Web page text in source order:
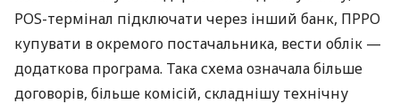
POS-термінал підключати через інший банк, ПРРО
купувати в окремого постачальника, вести облік —
додаткова програма. Така схема означала більше
договорів, більше комісій, складнішу технічну